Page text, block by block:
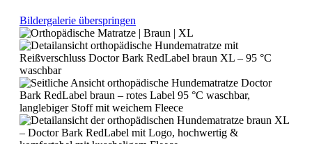
Bildergalerie überspringen